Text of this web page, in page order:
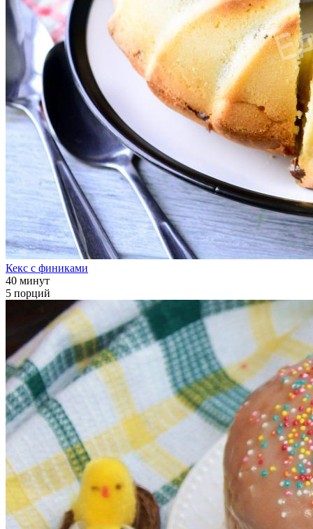
Кекс с финиками
40 минут
5 порций